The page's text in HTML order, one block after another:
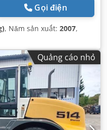
Gọi điện
, Năm sản xuất: 2007,
Quảng cáo nhỏ